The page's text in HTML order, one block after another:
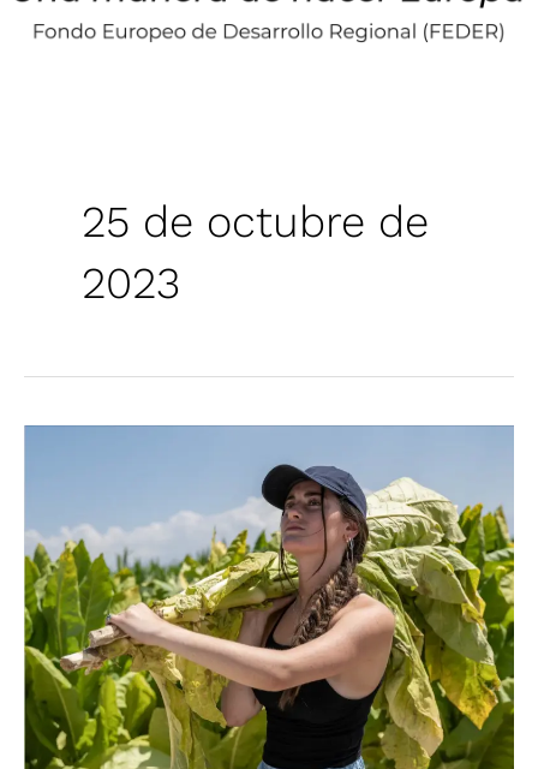
25 de octubre de
2023
en
la
Plaza
de
la
Unidad
con